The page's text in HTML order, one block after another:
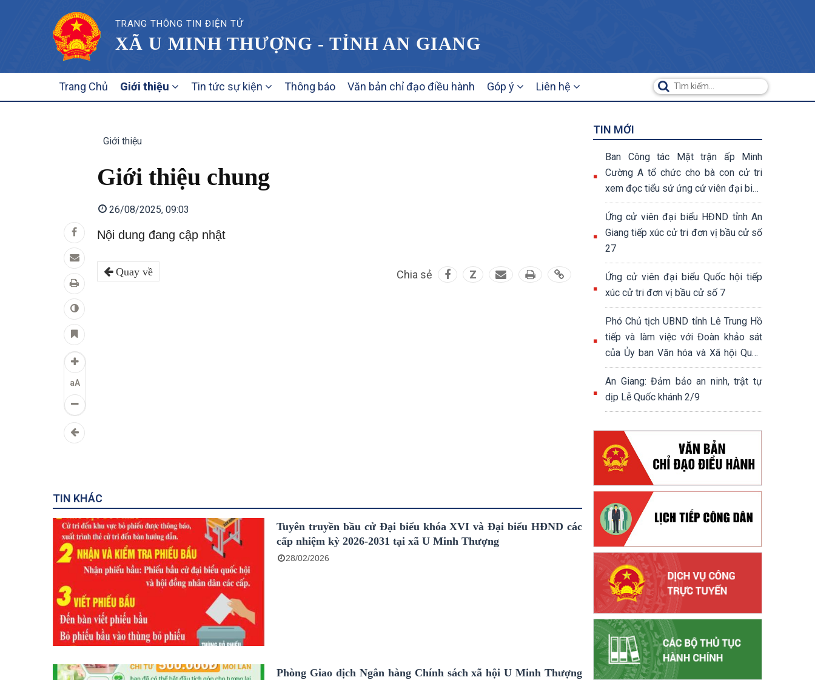
TRANG THÔNG TIN ĐIỆN TỬ
XÃ U MINH THƯỢNG - TỈNH AN GIANG
NAVIGATION
Trang Chủ Giới thiệu Tin tức sự kiện Thông báo Văn bản chỉ đạo điều hành Góp ý Liên hệ
aA
Giới thiệu
Giới thiệu chung
26/08/2025, 09:03
Nội dung đang cập nhật
Quay về Chia sẻ Z
TIN KHÁC
Tuyên truyền bầu cử Đại biểu khóa XVI và Đại biểu HĐND các
cấp nhiệm kỳ 2026-2031 tại xã U Minh Thượng
28/02/2026
Phòng Giao dịch Ngân hàng Chính sách xã hội U Minh Thượng
TIN MỚI
Ban Công tác Mặt trận ấp Minh
Cường A tổ chức cho bà con cử tri
xem đọc tiểu sử ứng cử viên đại biểu
Quốc hội và đại biểu HĐND các cấp
Ứng cử viên đại biểu HĐND tỉnh An
Giang tiếp xúc cử tri đơn vị bầu cử số
27
Ứng cử viên đại biểu Quốc hội tiếp
xúc cử tri đơn vị bầu cử số 7
Phó Chủ tịch UBND tỉnh Lê Trung Hồ
tiếp và làm việc với Đoàn khảo sát
của Ủy ban Văn hóa và Xã hội Quốc
hội khóa XV
An Giang: Đảm bảo an ninh, trật tự
dịp Lễ Quốc khánh 2/9